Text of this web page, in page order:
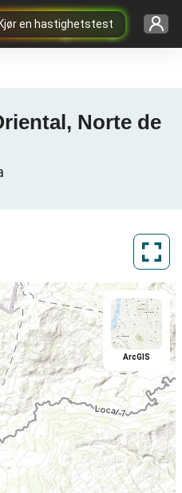
en hastighetstest
Norte de
ArcGIS